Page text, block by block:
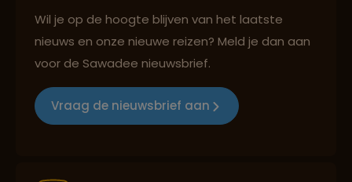
Reizen met oog voor mens, cultuur en milieu
Wil je op de hoogte blijven van het laatste
nieuws en onze nieuwe reizen? Meld je dan aan
voor de Sawadee nieuwsbrief.
Vraag de nieuwsbrief aan